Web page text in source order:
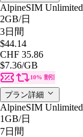
AlpineSIM
2GB/日
3日間
$44.14
CHF 35.86
$7.36/GB
10% 割引
プラン詳細
AlpineSIM
1GB/日
7日間